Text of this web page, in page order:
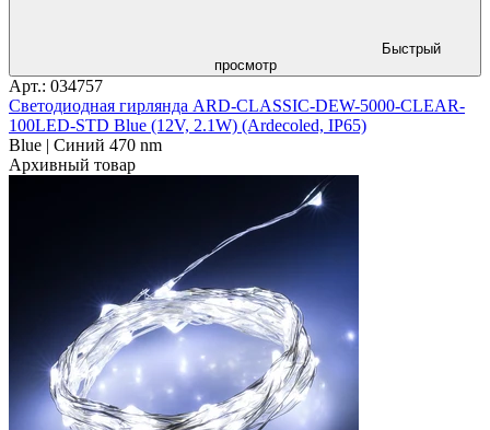
Быстрый
просмотр
Арт.: 034757
Светодиодная гирлянда ARD-CLASSIC-DEW-5000-CLEAR-
100LED-STD Blue (12V, 2.1W) (Ardecoled, IP65)
Blue | Синий 470 nm
Архивный товар